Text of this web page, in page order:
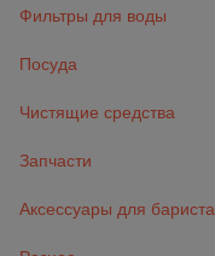
Фильтры для воды
Посуда
Чистящие средства
Запчасти
Аксессуары для бариста